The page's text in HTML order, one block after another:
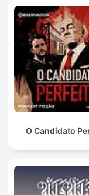
O Candidato